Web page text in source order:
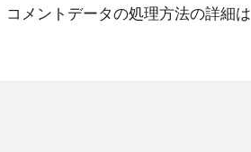
コメントデータの処理方法の詳細は